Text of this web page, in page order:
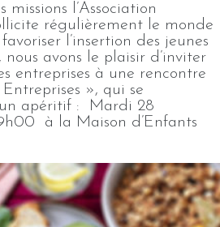
missions l’Association
régulièrement le monde
l’insertion des jeunes
avons le plaisir d’inviter
entreprises à une rencontre
», qui se
apéritif : Mardi 28
à la Maison d’Enfants